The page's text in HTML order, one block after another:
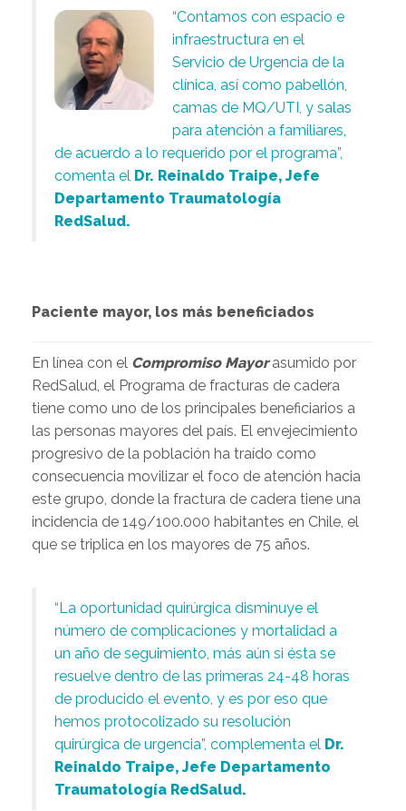
“Contamos con espacio e
infraestructura en el
Servicio de Urgencia de la
clínica, así como pabellón,
camas de MQ/UTI, y salas
para atención a familiares,
de acuerdo a lo requerido por el programa”,
comenta el Dr. Reinaldo Traipe, Jefe
Departamento Traumatología
RedSalud.
Paciente mayor, los más beneficiados
En línea con el Compromiso Mayorasumido por
RedSalud, el Programa de fracturas de cadera
tiene como uno de los principales beneficiarios a
las personas mayores del país. El envejecimiento
progresivo de la población ha traído como
consecuencia movilizar el foco de atención hacia
este grupo, donde la fractura de cadera tiene una
incidencia de 149/100.000 habitantes en Chile, el
que se triplica en los mayores de 75 años.
“La oportunidad quirúrgica disminuye el
número de complicaciones y mortalidad a
un año de seguimiento, más aún si ésta se
resuelve dentro de las primeras 24-48 horas
de producido el evento, y es por eso que
hemos protocolizado su resolución
quirúrgica de urgencia”, complementa el Dr.
Reinaldo Traipe, Jefe Departamento
Traumatología RedSalud.